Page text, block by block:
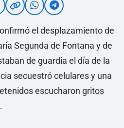
el desplazamiento de
Segunda de Fontana y de
de guardia el día de la
secuestró celulares y una
escucharon gritos